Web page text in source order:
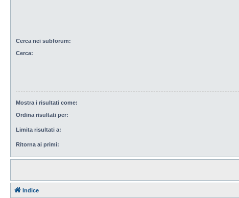
Cerca nei subforum:
Cerca:
Mostra i risultati come:
Ordina risultati per:
Limita risultati a:
Ritorna ai primi:
Indice